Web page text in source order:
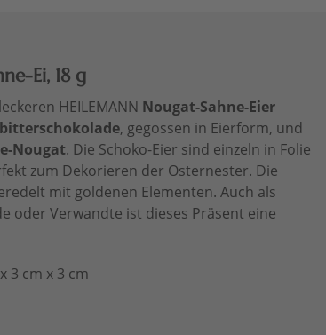
Ei, 18 g
HEILEMANN Nougat-Sahne-Eier
, gegossen in Eierform, und
Nougat. Die Schoko-Eier sind einzeln in Folie
zum Dekorieren der Osternester. Die
mit goldenen Elementen. Auch als
oder Verwandte ist dieses Präsent eine
3 cm x 3 cm